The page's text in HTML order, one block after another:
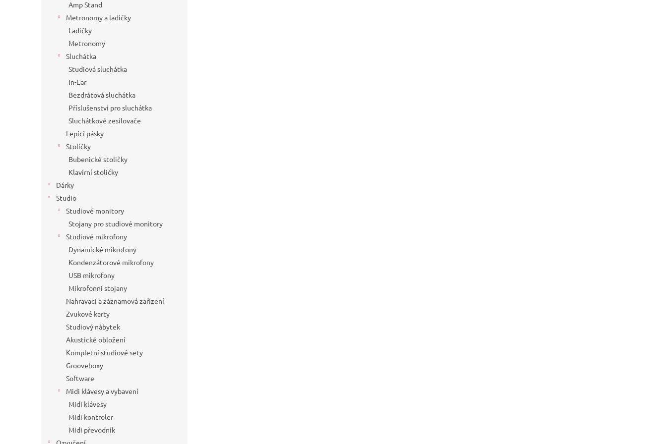
Amp Stand
Metronomy a ladičky
Ladičky
Metronomy
Sluchátka
Studiová sluchátka
In-Ear
Bezdrátová sluchátka
Příslušenství pro sluchátka
Sluchátkové zesilovače
Lepící pásky
Stoličky
Bubenické stoličky
Klavírní stoličky
Dárky
Studio
Studiové monitory
Stojany pro studiové monitory
Studiové mikrofony
Dynamické mikrofony
Kondenzátorové mikrofony
USB mikrofony
Mikrofonní stojany
Nahravací a záznamová zařízení
Zvukové karty
Studiový nábytek
Akustické obložení
Kompletní studiové sety
Grooveboxy
Software
Midi klávesy a vybavení
Midi klávesy
Midi kontroler
Midi převodník